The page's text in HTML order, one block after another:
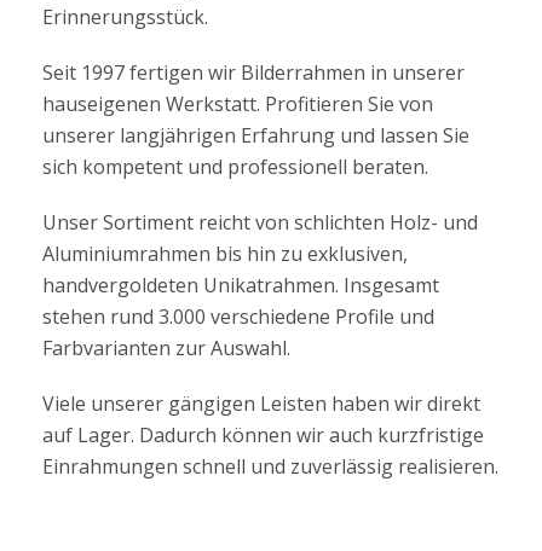
Erinnerungsstück.
Seit 1997 fertigen wir Bilderrahmen in unserer
hauseigenen Werkstatt. Profitieren Sie von
unserer langjährigen Erfahrung und lassen Sie
sich kompetent und professionell beraten.
Unser Sortiment reicht von schlichten Holz- und
Aluminiumrahmen bis hin zu exklusiven,
handvergoldeten Unikatrahmen. Insgesamt
stehen rund 3.000 verschiedene Profile und
Farbvarianten zur Auswahl.
Viele unserer gängigen Leisten haben wir direkt
auf Lager. Dadurch können wir auch kurzfristige
Einrahmungen schnell und zuverlässig realisieren.